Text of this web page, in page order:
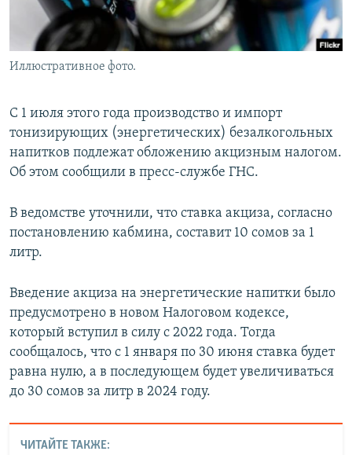
Иллюстративное фото.
С 1 июля этого года производство и импорт
тонизирующих (энергетических) безалкогольных
напитков подлежат обложению акцизным налогом.
Об этом сообщили в пресс-службе ГНС.
В ведомстве уточнили, что ставка акциза, согласно
постановлению кабмина, составит 10 сомов за 1
литр.
Введение акциза на энергетические напитки было
предусмотрено в новом Налоговом кодексе,
который вступил в силу с 2022 года. Тогда
сообщалось, что с 1 января по 30 июня ставка будет
равна нулю, а в последующем будет увеличиваться
до 30 сомов за литр в 2024 году.
ЧИТАЙТЕ ТАКЖЕ: